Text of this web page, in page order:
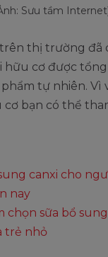
Sưu tầm
trên thị trường đã
hữu cơ được
tự nhiên. Vì
bạn có thể
canxi cho
nay
chọn sữa bổ
trẻ nhỏ